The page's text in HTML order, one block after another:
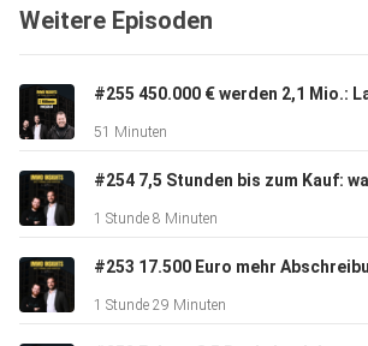
https://linktr.ee/torbenschulthoff
https://linktr.ee/martincronacher
Weitere Episoden
51 Minuten
1 Stunde 8 Minuten
1 Stunde 29 Minuten